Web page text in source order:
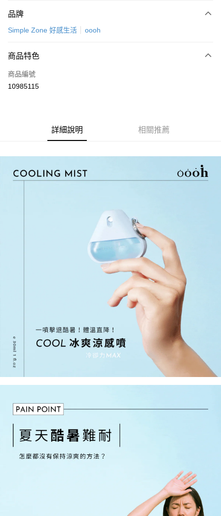
信用卡一次付款
Apple Pay
街口支付
【大哥付你分期使用說明】
1.本服務由台灣大哥大提供，台灣大哥大用戶可立即使用無須另外申請。
3.實際核准額度、可分期數及費用金額請依後續交易確認頁面所載為準。
4.訂單成立30分鐘內，如未前往確認交易或遇審核未通過，訂單將自動取
消。如遇「轉專審核」未通過狀況，表示未達大哥付你分期系統評分，恕無
1.分期款項不併入電信帳單，「大哥付你分期」於每月結算日後寄送繳費提
2.透過簡訊連結打開帳單後，可選擇「超商條碼／台灣大直營門市／銀行轉
帳／街口支付／iPASS MONEY」等通路繳費。
1.本服務係由「台灣大哥大股份有限公司」（以下簡稱本公司）所提供，讓
用戶於交易時，得透過本服務購買商品或服務，並由商店將買賣／分期付款
買賣價金債權讓與本公司後，依約使用本公司帳單繳交帳款。
2.基於同意付款使用「大哥付你分期」之契約關係目的，商店將以您的個人
資料（包含姓名、電話或地址）提供予台灣大哥大進項蒐集、處理及利用，
由本公司與您本人進行分期帳單所需資料之確認、核對及更正。
3.完整用戶服務條款，請詳閱以下連結：
https://oppay.tw/userRule
AFTEE先享後付
AFTEE先享後付是「在收到商品之後才付款」的支付方式。 讓您購物簡單
１．簡單：不需註冊會員、不需綁卡、不需儲值。
２．便利：只要手機號碼，簡訊認證，即可結帳。
３．安心：先確認商品／服務後，再付款。
【「AFTEE先享後付」結帳流程】
１．於結帳方式選擇「AFTEE先享後付」後，將跳轉至「AFTEE先享後付」
結帳頁面，進行簡訊認證並確認金額後，即可完成結帳。
２．訂單成立數日內，您將收到繳費通知簡訊。
３．收到繳費通知簡訊後14天內，點擊此簡訊中的連結，可透過四大超商／
ATM／網路銀行／等多元方式進行付款，方視為交易完成。
※ 請注意：結帳手續完成當下不需立刻繳費，但若您需要取消訂單，請聯絡
購買商品的店家。未經商家同意取消之訂單仍視為有效，需透過AFTEE先享
後付繳納相關費用。
※ 交易是否成功請以「AFTEE先享後付 」之結帳頁面顯示為準，若有關於
是否繳費成功／繳費後需取消欲退款等相關疑問，請聯繫「AFTEE先享後付
客戶支援中心」
https://netprotections.freshdesk.com/support/home
【注意事項】
權轉讓予恩沛科技股份有限公司。
２．關於個人資料處理事宜，請瀏覽以下網址：
https://aftee.tw/terms/#terms3
３．未成年的使用者請事先徵得法定代理人或監護人之同意方可使用
「AFTEE先享後付」，若未經同意申辦者引起之損失，本公司不負相關責
４．使用「AFTEE先享後付」時，將依據個別帳號之用戶狀況，依本公司即
５．嚴禁一人註冊多個帳號或使用他人資訊註冊。若發現惡意使用之情形，
恩沛科技股份有限公司將有權停止該用戶之使用額度並採取法律行動。
每筆NT$70，滿NT$899(含以上)免運費
每筆NT$70，滿NT$899(含以上)免運費
每筆NT$100，滿NT$1,000(含以上)免運費
京站台北店客服中心(1F星巴克旁) 即日起不提供京站紙袋，取件時
請自備購物袋，若需購買紙袋可現場詢問
免運費
品牌
Simple Zone 好感生活 oooh
商品特色
商品編號
10985115
詳細說明 相關推薦